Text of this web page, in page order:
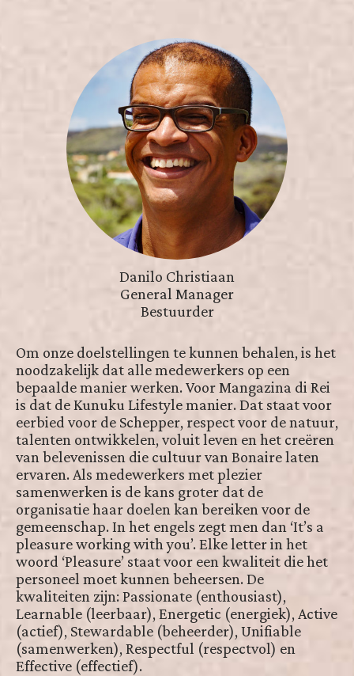
Danilo Christiaan
General Manager
Bestuurder
Om onze doelstellingen te kunnen behalen, is het
noodzakelijk dat alle medewerkers op een
bepaalde manier werken. Voor Mangazina di Rei
is dat de Kunuku Lifestyle manier. Dat staat voor
eerbied voor de Schepper, respect voor de natuur,
talenten ontwikkelen, voluit leven en het creëren
van belevenissen die cultuur van Bonaire laten
ervaren. Als medewerkers met plezier
samenwerken is de kans groter dat de
organisatie haar doelen kan bereiken voor de
gemeenschap. In het engels zegt men dan ‘It’s a
pleasure working with you’. Elke letter in het
woord ‘Pleasure’ staat voor een kwaliteit die het
personeel moet kunnen beheersen. De
kwaliteiten zijn: Passionate (enthousiast),
Learnable (leerbaar), Energetic (energiek), Active
(actief), Stewardable (beheerder), Unifiable
(samenwerken), Respectful (respectvol) en
Effective (effectief).